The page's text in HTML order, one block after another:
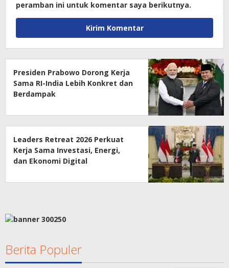
peramban ini untuk komentar saya berikutnya.
Presiden Prabowo Dorong Kerja
Sama RI-India Lebih Konkret dan
Berdampak
Leaders Retreat 2026 Perkuat
Kerja Sama Investasi, Energi,
dan Ekonomi Digital
Berita Populer